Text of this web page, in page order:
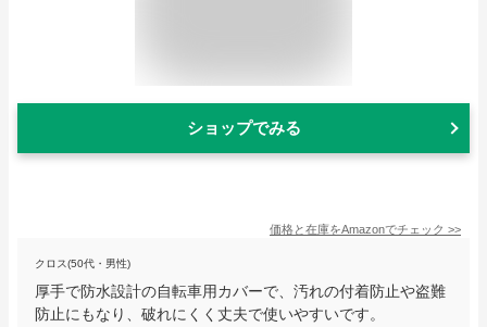
ショップでみる
価格と在庫をAmazonでチェック >>
クロス(50代・男性)
厚手で防水設計の自転車用カバーで、汚れの付着防止や盗難
防止にもなり、破れにくく丈夫で使いやすいです。